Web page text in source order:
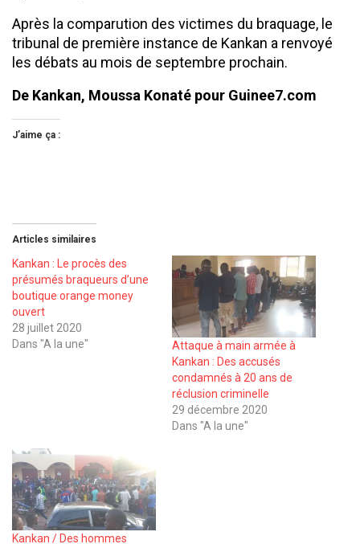
Après la comparution des victimes du braquage, le
tribunal de première instance de Kankan a renvoyé
les débats au mois de septembre prochain.
De Kankan, Moussa Konaté pour Guinee7.com
J’aime ça :
Articles similaires
Kankan : Le procès des
présumés braqueurs d’une
boutique orange money
ouvert
28 juillet 2020
Dans "A la une"
Attaque à main armée à
Kankan : Des accusés
condamnés à 20 ans de
réclusion criminelle
29 décembre 2020
Dans "A la une"
Kankan / Des hommes